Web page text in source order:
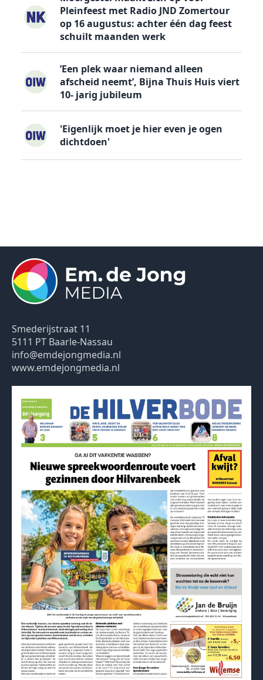
Pleinfeest met Radio JND Zomertour
op 16 augustus: achter één dag feest
schuilt maanden werk
’Een plek waar niemand alleen
afscheid neemt’, Bijna Thuis Huis viert
10- jarig jubileum
'Eigenlijk moet je hier even je ogen
dichtdoen'
Smederijstraat 11
5111 PT Baarle-Nassau
info@emdejongmedia.nl
www.emdejongmedia.nl